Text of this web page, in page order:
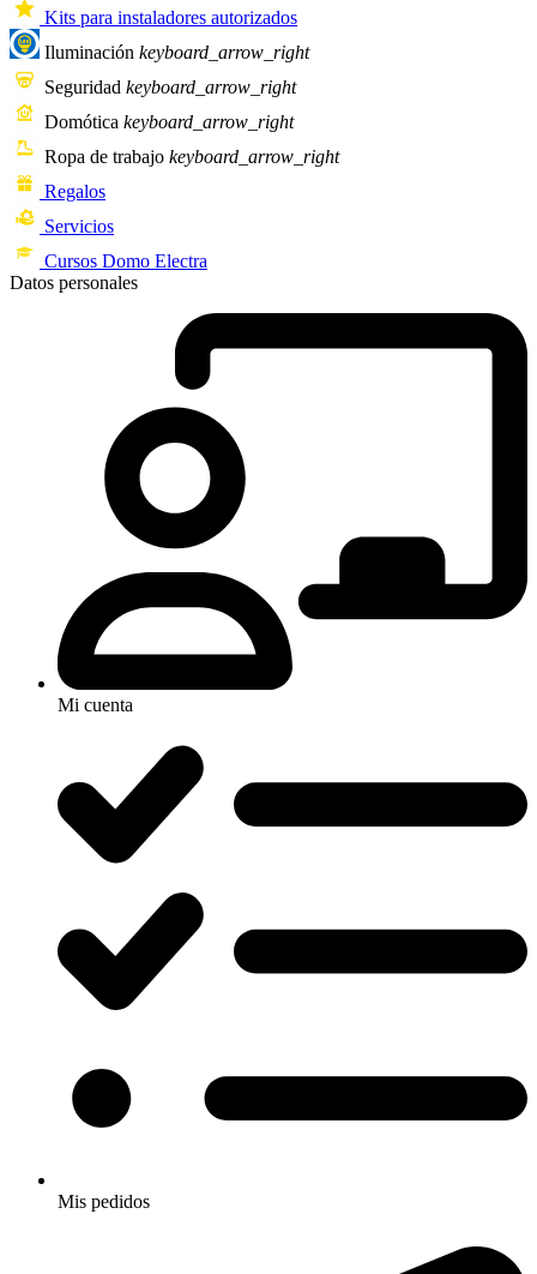
Kits para instaladores autorizados
Iluminación keyboard_arrow_right
Seguridad keyboard_arrow_right
Domótica keyboard_arrow_right
Ropa de trabajo keyboard_arrow_right
Regalos
Servicios
Cursos Domo Electra
Datos personales
Mi cuenta
Mis pedidos